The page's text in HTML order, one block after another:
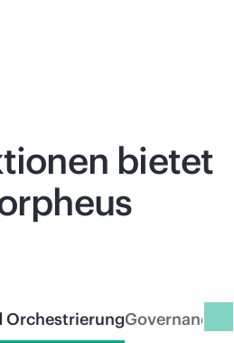
bietet
OrchestrierungGovernance